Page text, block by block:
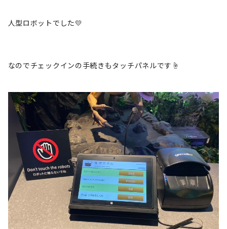
人型ロボットでした💛
なのでチェックインの手続きもタッチパネルです☝